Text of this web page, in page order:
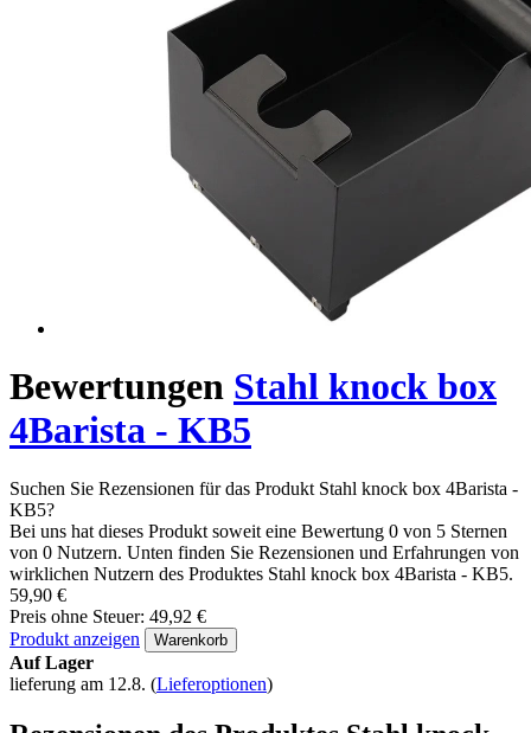
Bewertungen Stahl knock box
4Barista - KB5
Suchen Sie Rezensionen für das Produkt Stahl knock box 4Barista -
KB5?
Bei uns hat dieses Produkt soweit eine Bewertung 0 von 5 Sternen
von 0 Nutzern. Unten finden Sie Rezensionen und Erfahrungen von
wirklichen Nutzern des Produktes Stahl knock box 4Barista - KB5.
59,90 €
Preis ohne Steuer: 49,92 €
Produkt anzeigen
Warenkorb
Auf Lager
lieferung am 12.8. (Lieferoptionen)